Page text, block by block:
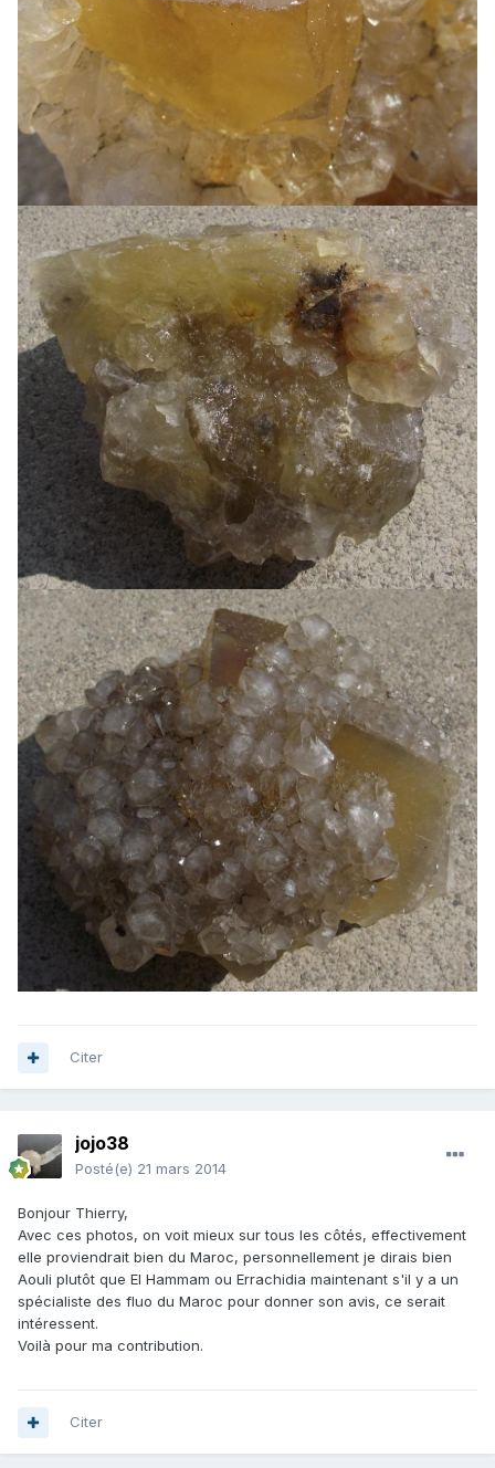
Citer
jojo38
Posté(e) 21 mars 2014
Bonjour Thierry,
Avec ces photos, on voit mieux sur tous les côtés, effectivement
elle proviendrait bien du Maroc, personnellement je dirais bien
Aouli plutôt que El Hammam ou Errachidia maintenant s'il y a un
spécialiste des fluo du Maroc pour donner son avis, ce serait
intéressent.
Voilà pour ma contribution.
Citer